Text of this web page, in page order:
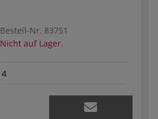
Bestell-Nr. 83751
Nicht auf Lager.
4